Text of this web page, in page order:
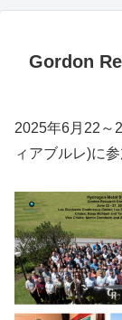
Gordon
2025年6月22
ィアブルレ)に参